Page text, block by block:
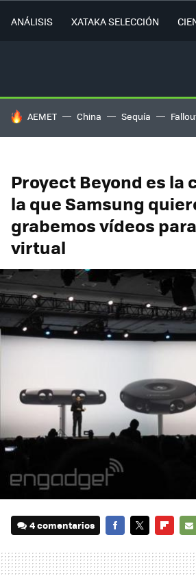
ANÁLISIS XATAKA SELECCIÓN
HOY SE HABLA DE
AEMET China Sequía
Proyect Beyond es la
la que Samsung
grabemos vídeos
virtual
4 comentarios